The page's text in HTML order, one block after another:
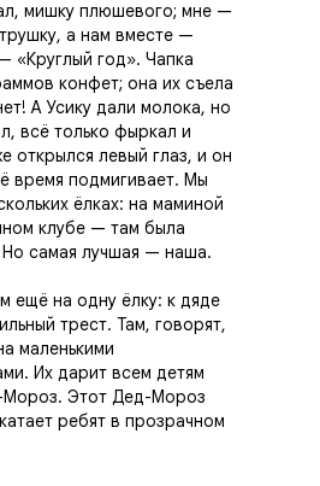
мишку плюшевого; мне —
а нам вместе —
«Круглый год». Чапка
конфет; она их съела
А Усику дали молока, но
всё только фыркал и
открылся левый глаз, и он
время подмигивает. Мы
ёлках: на маминой
клубе — там была
самая лучшая — наша.
ещё на одну ёлку: к дяде
трест. Там, говорят,
маленькими
Их дарит всем детям
Этот Дед-Мороз
ребят в прозрачном